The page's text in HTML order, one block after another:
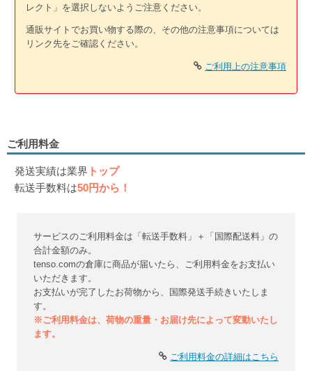
レクト」を選択しないようご注意ください。
通販サイトでお買い物する際の、その他の注意事項については
リンク先をご確認ください。
ご利用上の注意事項
ご利用料金
発送実績は業界 トップ
転送手数料は50円から！
サービスのご利用料金は「転送手数料」＋「国際配送料」の
合計金額のみ。
tenso.comの倉庫に商品が届いたら、ご利用料金をお支払い
いただきます。
お支払いが完了したお荷物から、国際発送手続きいたしま
す。
※ご利用料金は、荷物の重量・お届け先によって変動いたし
ます。
ご利用料金の詳細はこちら